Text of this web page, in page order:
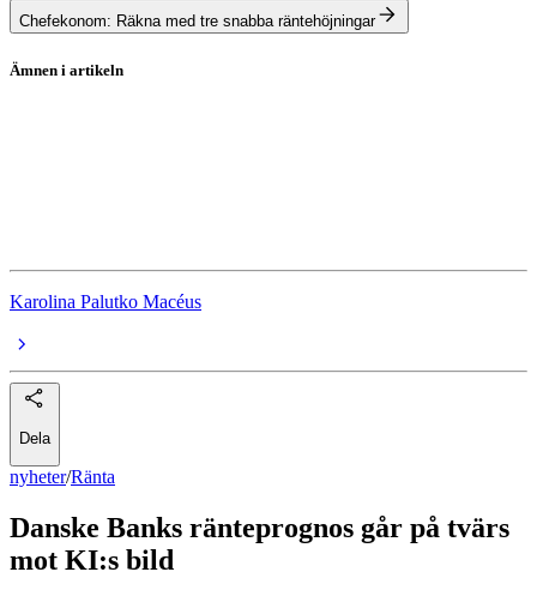
Chefekonom: Räkna med tre snabba räntehöjningar
Ämnen i artikeln
Karolina Palutko Macéus
Dela
nyheter/Ränta
Danske Banks ränteprognos går på tvärs
mot KI:s bild